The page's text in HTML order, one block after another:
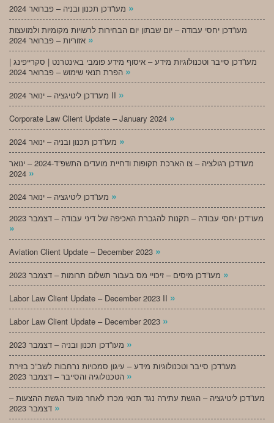
»
מעו”דכן יחסי עבודה – יום שבתון יום הבחירות לרשויות מקומיות ולמועצות
»
מעו”דכן סייבר וטכנולוגיות מידע – איסוף מידע פומבי באינטרנט | סקרייפינג |
»
מעו”דכן ליטיגציה – ינואר 2024 II »
Corporate Law Client Update – January 2024 »
»
מעו”דכן רגולציה – צו הארכת תקופות ודחיית מועדים התשפ”ד-2024 – ינואר
»
»
מעו”דכן יחסי עבודה – תקנות להגברת האכיפה של דיני עבודה – דצמבר 2023
»
Aviation Client Update – December 2023 »
»
Labor Law Client Update – December 2023 II »
Labor Law Client Update – December 2023 »
»
מעו”דכן סייבר וטכנולוגיות מידע – עיגון סמכויות נרחבות לשב”כ בזירת
»
מעו”דכן ליטיגציה – הגשת עתירה נגד תנאי מכרז לאחר מועד הגשת ההצעות –
»